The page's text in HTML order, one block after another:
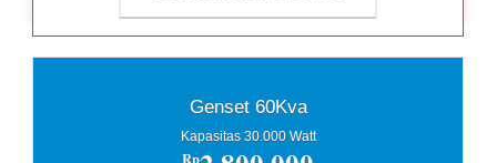
Genset 60Kva
Kapasitas 30.000 Watt
Rp